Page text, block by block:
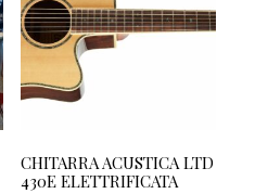
CHITARRA ACUSTICA LTD
430E ELETTRIFICATA